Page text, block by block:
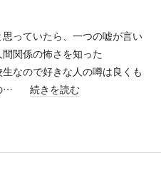
っていたら、一つの嘘が言い
関係の怖さを知った
なので好きな人の噂は良くも
…
続きを読む